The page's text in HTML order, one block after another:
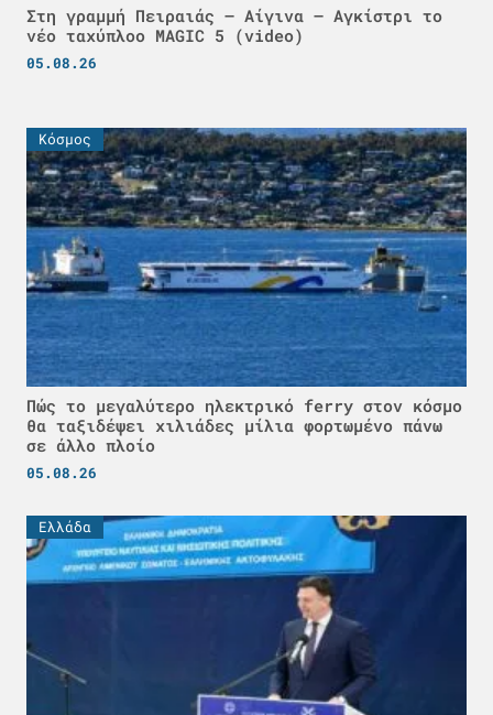
Στη γραμμή Πειραιάς – Αίγινα – Αγκίστρι το
νέο ταχύπλοο MAGIC 5 (video)
05.08.26
Κόσμος
Πώς το μεγαλύτερο ηλεκτρικό ferry στον κόσμο
θα ταξιδέψει χιλιάδες μίλια φορτωμένο πάνω
σε άλλο πλοίο
05.08.26
Ελλάδα